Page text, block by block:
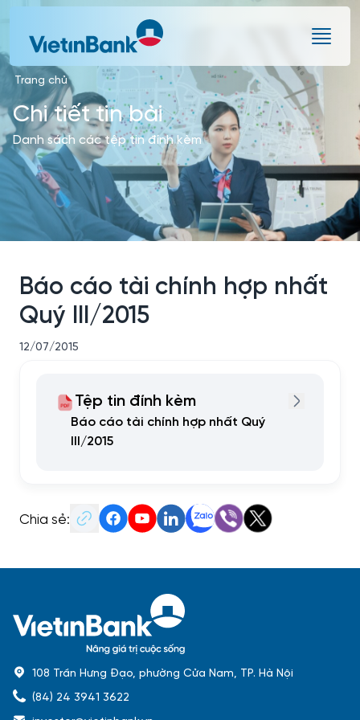
Trang chủ
Chi tiết tin bài
Danh sách các tệp tin đính kèm
Báo cáo tài chính hợp nhất
Quý III/2015
12/07/2015
Tệp tin đính kèm
Báo cáo tài chính hợp nhất Quý
III/2015
Chia sẻ:
108 Trần Hưng Đạo, phường Cửa Nam, TP. Hà Nội
(84) 24 3941 3622